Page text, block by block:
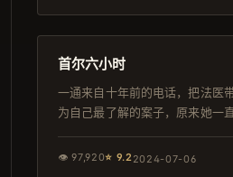
日本
首尔六小时
一通来自十年前的电话，把法医
为自己最了解的案子，原来她一
👁97,920⭐ 9.22024-07-06